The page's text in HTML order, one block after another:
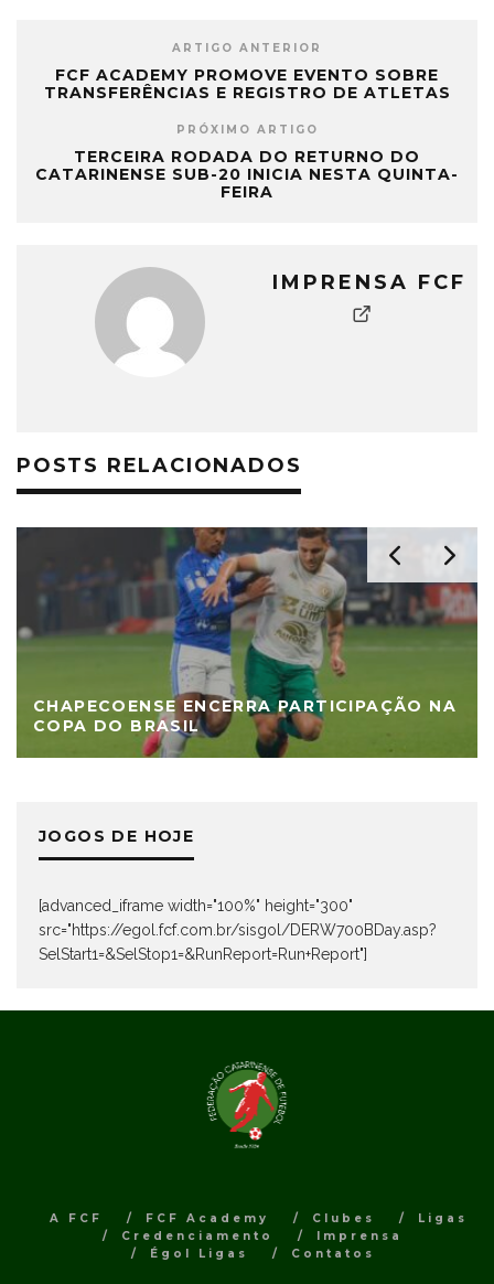
ARTIGO ANTERIOR
FCF ACADEMY PROMOVE EVENTO SOBRE
TRANSFERÊNCIAS E REGISTRO DE ATLETAS
PRÓXIMO ARTIGO
TERCEIRA RODADA DO RETURNO DO
CATARINENSE SUB-20 INICIA NESTA QUINTA-
FEIRA
IMPRENSA FCF
POSTS RELACIONADOS
CHAPECOENSE ENCERRA PARTICIPAÇÃO NA
COPA DO BRASIL
JOGOS DE HOJE
[advanced_iframe width="100%" height="300"
src="https://egol.fcf.com.br/sisgol/DERW700BDay.asp?
SelStart1=&SelStop1=&RunReport=Run+Report"]
A FCF FCF Academy Clubes
Ligas
Credenciamento
Imprensa
Égol Ligas
Contatos